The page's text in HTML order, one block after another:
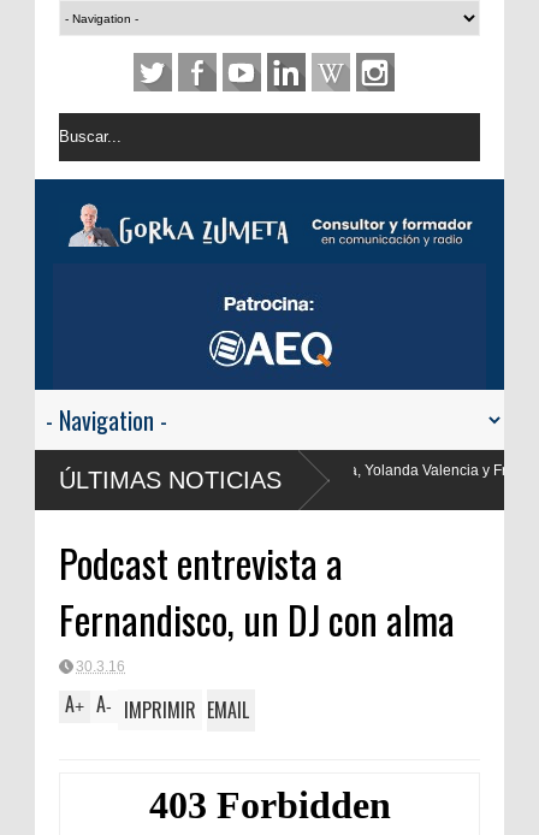
ÚLTIMAS NOTICIAS
Ortega, Yolanda Valencia y Frank Blanco regresan a
Podcast entrevista a
Fernandisco, un DJ con alma
30.3.16
A+ A- IMPRIMIR EMAIL